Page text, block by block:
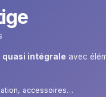
quasi intégrale avec
accessoires…